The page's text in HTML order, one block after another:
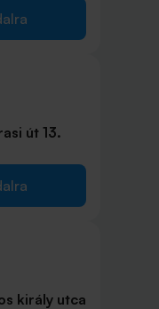
út 13.
király utca